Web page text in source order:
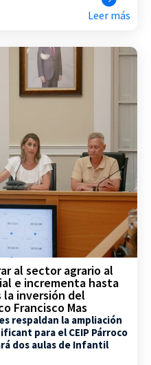
Leer más
al sector agrario al
e incrementa hasta
la inversión del
Francisco Mas
respaldan la ampliación
para el CEIP Párroco
dos aulas de Infantil